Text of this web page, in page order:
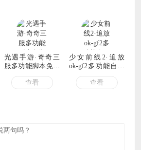
光遇手游·奇奇三
服多功能脚本免费
查看
少女前线2·追放
ok-gf2多功能自动
工具 v1.0.59
查看